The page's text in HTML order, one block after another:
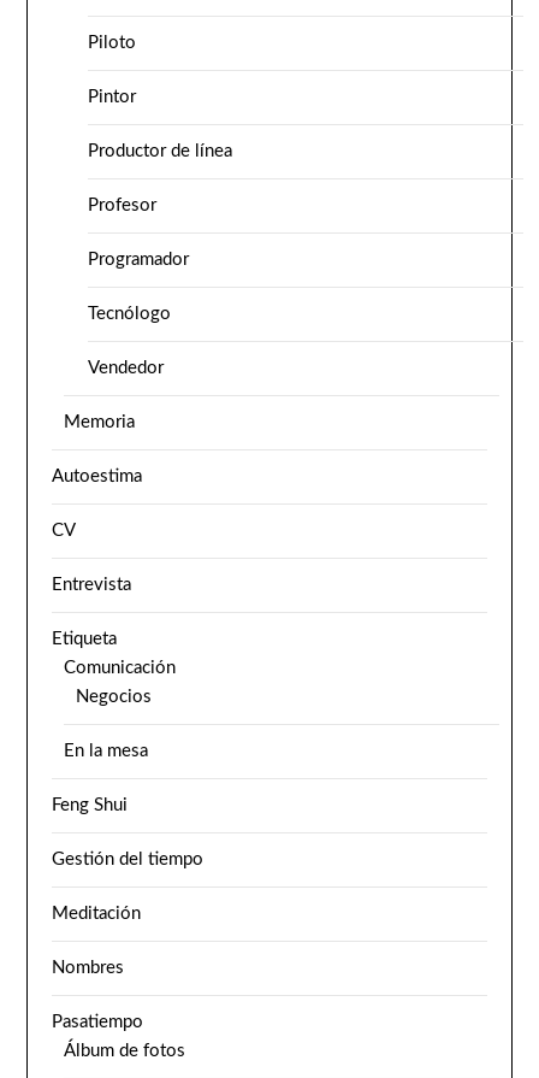
Piloto
Pintor
Productor de línea
Profesor
Programador
Tecnólogo
Vendedor
Memoria
Autoestima
CV
Entrevista
Etiqueta
Comunicación
Negocios
En la mesa
Feng Shui
Gestión del tiempo
Meditación
Nombres
Pasatiempo
Álbum de fotos